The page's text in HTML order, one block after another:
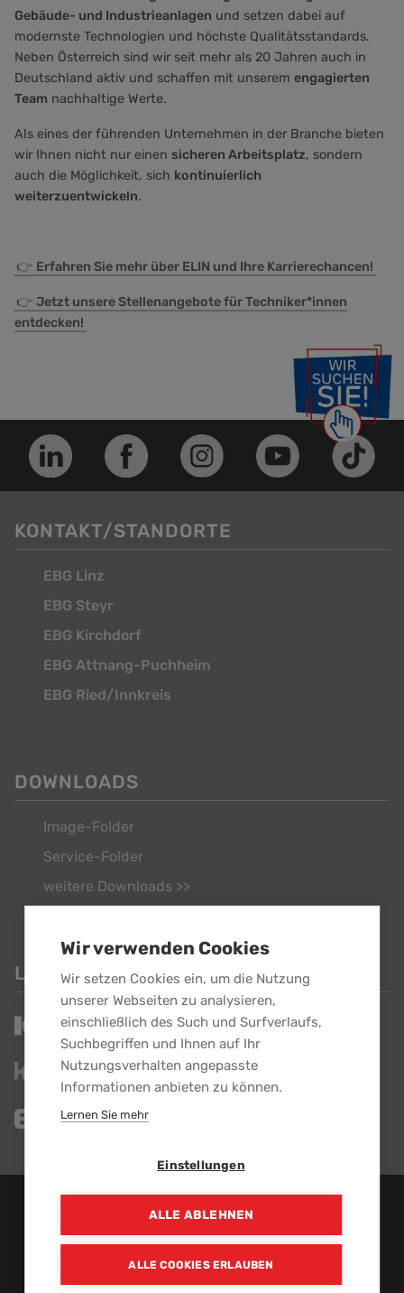
Wir verwenden Cookies
Wir setzen Cookies ein, um die Nutzung
unserer Webseiten zu analysieren,
einschließlich des Such und Surfverlaufs,
Suchbegriffen und Ihnen auf Ihr
Nutzungsverhalten angepasste
Informationen anbieten zu können.
Lernen Sie mehr
Einstellungen
ALLE ABLEHNEN
ALLE COOKIES ERLAUBEN
Gebäude- und Industrieanlagen und setzen dabei auf
modernste Technologien und höchste Qualitätsstandards.
Neben Österreich sind wir seit mehr als 20 Jahren auch in
Deutschland aktiv und schaffen mit unserem engagierten
Team nachhaltige Werte.
Als eines der führenden Unternehmen in der Branche bieten
wir Ihnen nicht nur einen sicheren Arbeitsplatz, sondern
auch die Möglichkeit, sich kontinuierlich
weiterzuentwickeln.
👉 Erfahren Sie mehr über ELIN und Ihre Karrierechancen!
👉 Jetzt unsere Stellenangebote für Techniker*innen
entdecken!
KONTAKT/STANDORTE
EBG Linz
EBG Steyr
EBG Kirchdorf
EBG Attnang-Puchheim
EBG Ried/Innkreis
DOWNLOADS
Image-Folder
Service-Folder
weitere Downloads >>
LINKS
EBG GmbH - Alle Rechte vorbehalten.